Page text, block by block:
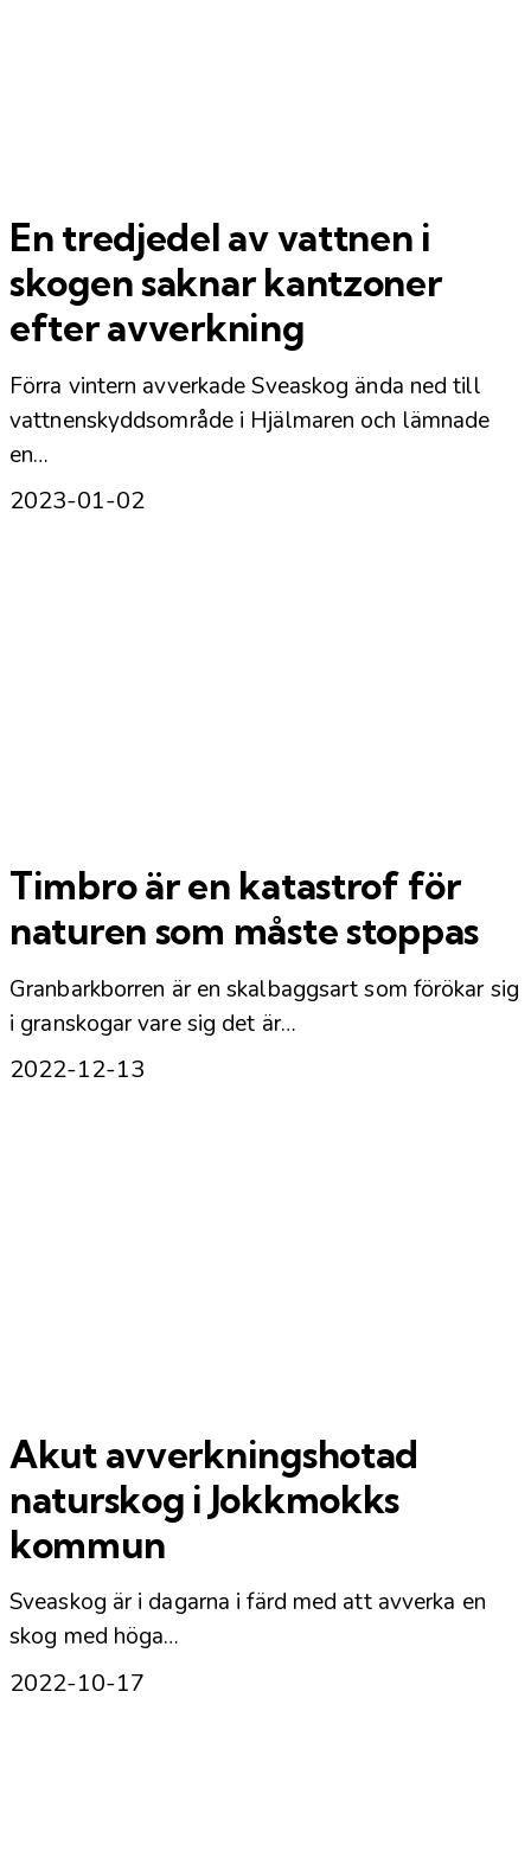
En tredjedel av vattnen i
skogen saknar kantzoner
efter avverkning
Förra vintern avverkade Sveaskog ända ned till
vattnenskyddsområde i Hjälmaren och lämnade
en…
2023-01-02
Timbro är en katastrof för
naturen som måste stoppas
Granbarkborren är en skalbaggsart som förökar sig
i granskogar vare sig det är…
2022-12-13
Akut avverkningshotad
naturskog i Jokkmokks
kommun
Sveaskog är i dagarna i färd med att avverka en
skog med höga…
2022-10-17